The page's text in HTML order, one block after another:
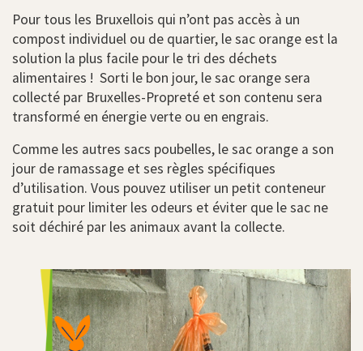
Pour tous les Bruxellois qui n’ont pas accès à un
compost individuel ou de quartier, le sac orange est la
solution la plus facile pour le tri des déchets
alimentaires ! Sorti le bon jour, le sac orange sera
collecté par Bruxelles-Propreté et son contenu sera
transformé en énergie verte ou en engrais.
Comme les autres sacs poubelles, le sac orange a son
jour de ramassage et ses règles spécifiques
d’utilisation. Vous pouvez utiliser un petit conteneur
gratuit pour limiter les odeurs et éviter que le sac ne
soit déchiré par les animaux avant la collecte.